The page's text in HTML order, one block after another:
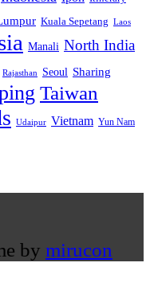
Kuala Sepetang Laos
Manali North India
Rajasthan Seoul Sharing
Taiwan
Udaipur Vietnam Yun Nam
by mirucon